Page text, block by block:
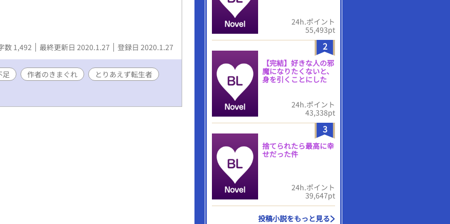
数 1,492 最終更新日 2020.1.27 登録日 2020.1.27
足 作者のきまぐれ
とりあえず転生者
24h.ポイント
55,493pt
2
【完結】好きな人の邪
魔になりたくないと、
身を引くことにした
24h.ポイント
43,338pt
3
捨てられたら最高に幸
せだった件
24h.ポイント
39,647pt
投稿小説をもっと見る